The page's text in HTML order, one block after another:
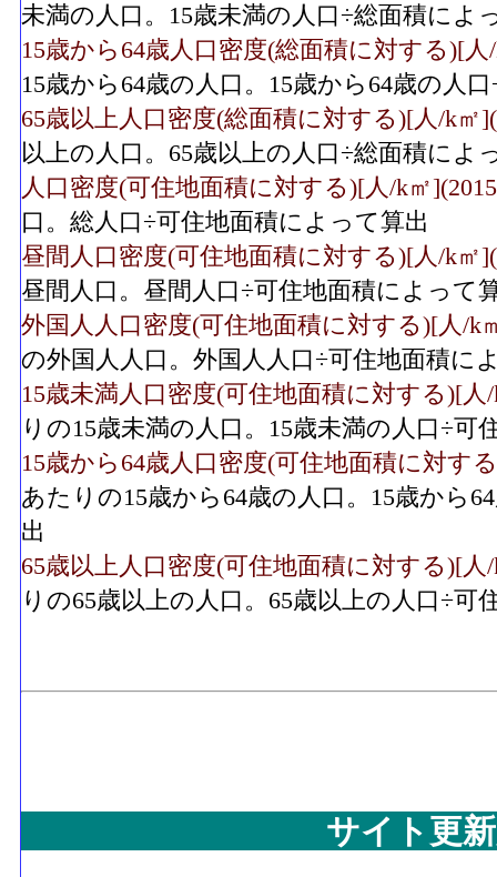
未満の人口。15歳未満の人口÷総面積によ
15歳から64歳人口密度(総面積に対する)[人
15歳から64歳の人口。15歳から64歳の人
65歳以上人口密度(総面積に対する)[人/k㎡
以上の人口。65歳以上の人口÷総面積によ
人口密度(可住地面積に対する)[人/k㎡
口。総人口÷可住地面積によって算出
昼間人口密度(可住地面積に対する)[人/k㎡
昼間人口。昼間人口÷可住地面積によって
外国人人口密度(可住地面積に対する)[人/k
の外国人人口。外国人人口÷可住地面積に
15歳未満人口密度(可住地面積に対する)[人
りの15歳未満の人口。15歳未満の人口÷可
15歳から64歳人口密度(可住地面積に対す
あたりの15歳から64歳の人口。15歳から
出
65歳以上人口密度(可住地面積に対する)[人/
りの65歳以上の人口。65歳以上の人口÷可
サイト更